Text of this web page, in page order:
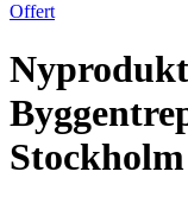
Offert
Stockholm